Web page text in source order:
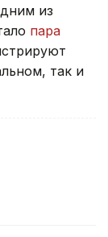
из
пара
так и